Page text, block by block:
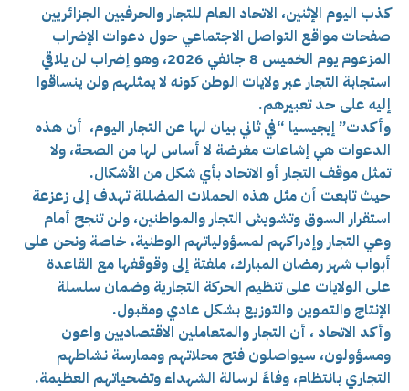
كذب اليوم الإثنين، الاتحاد العام للتجار والحرفيين الجزائريين
صفحات مواقع التواصل الاجتماعي حول دعوات الإضراب
المزعوم يوم الخميس 8 جانفي 2026، وهو إضراب لن يلاقي
استجابة التجار عبر ولايات الوطن كونه لا يمثلهم ولن ينساقوا
إليه على حد تعبيرهم.
وأكدت” إيجيسيا “في ثاني بيان لها عن التجار اليوم، أن هذه
الدعوات هي إشاعات مغرضة لا أساس لها من الصحة، ولا
تمثل موقف التجار أو الاتحاد بأي شكل من الأشكال.
حيث تابعت أن مثل هذه الحملات المضللة تهدف إلى زعزعة
استقرار السوق وتشويش التجار والمواطنين، ولن تنجح أمام
وعي التجار وإدراكهم لمسؤولياتهم الوطنية، خاصة ونحن على
أبواب شهر رمضان المبارك، ملفتة إلى وقوقفها مع القاعدة
على الولايات على تنظيم الحركة التجارية وضمان سلسلة
الإنتاج والتموين والتوزيع بشكل عادي ومقبول.
وأكد الاتحاد ، أن التجار والمتعاملين الاقتصاديين واعون
ومسؤولون، سيواصلون فتح محلاتهم وممارسة نشاطهم
التجاري بانتظام، وفاءً لرسالة الشهداء وتضحياتهم العظيمة.